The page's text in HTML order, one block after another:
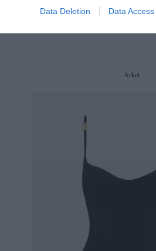
Data Deletion Data Access
Arket